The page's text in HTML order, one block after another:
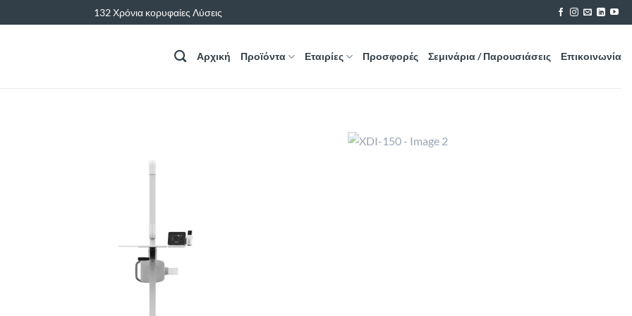
132 Χρόνια κορυφαίες Λύσεις
Αρχική Προϊόντα Εταιρίες Προσφορές Σεμινάρια / Παρουσιάσεις Επικοινωνία